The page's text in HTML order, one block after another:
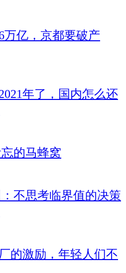
万亿，京都要破产
年了，国内怎么还
的马蜂窝
不思考临界值的决策
的激励，年轻人们不